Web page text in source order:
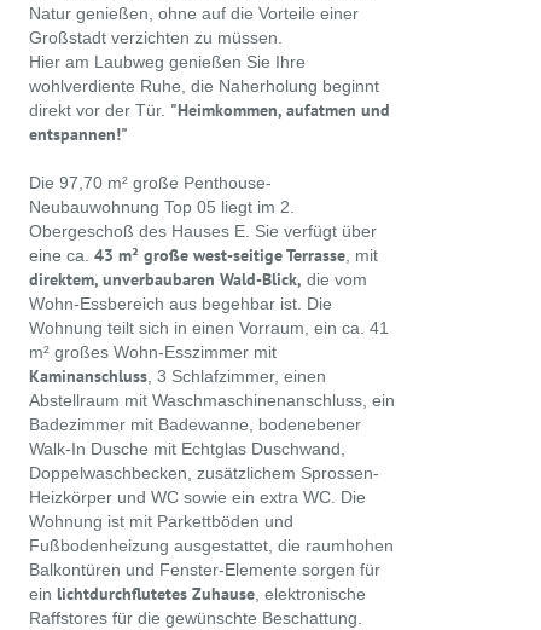
Natur genießen, ohne auf die Vorteile einer
Großstadt verzichten zu müssen.
Hier am Laubweg genießen Sie Ihre
wohlverdiente Ruhe, die Naherholung beginnt
direkt vor der Tür. "Heimkommen, aufatmen und
entspannen!"
Die 97,70 m² große Penthouse-
Neubauwohnung Top 05 liegt im 2.
Obergeschoß des Hauses E. Sie verfügt über
eine ca. 43 m² große west-seitige Terrasse , mit
direktem, unverbaubaren Wald-Blick, die vom
Wohn-Essbereich aus begehbar ist. Die
Wohnung teilt sich in einen Vorraum, ein ca. 41
m² großes Wohn-Esszimmer mit
Kaminanschluss , 3 Schlafzimmer, einen
Abstellraum mit Waschmaschinenanschluss, ein
Badezimmer mit Badewanne, bodenebener
Walk-In Dusche mit Echtglas Duschwand,
Doppelwaschbecken, zusätzlichem Sprossen-
Heizkörper und WC sowie ein extra WC. Die
Wohnung ist mit Parkettböden und
Fußbodenheizung ausgestattet, die raumhohen
Balkontüren und Fenster-Elemente sorgen für
ein lichtdurchflutetes Zuhause , elektronische
Raffstores für die gewünschte Beschattung.